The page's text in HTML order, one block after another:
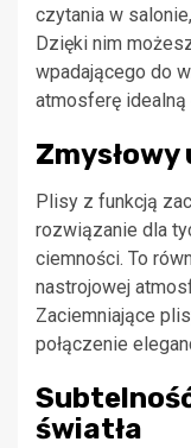
czytania w
Dzięki nim
wpadającego do
atmosferę idealną
Plisy z funkcją
rozwiązanie dla
ciemności. To
nastrojowej
Zaciemniające
połączenie
światła